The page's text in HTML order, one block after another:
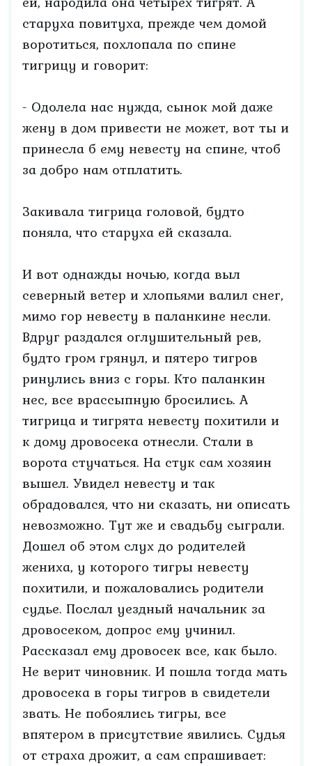
старуха повитуха, прежде чем домой
воротиться, похлопала по спине
тигрицу и говорит:
- Одолела нас нужда, сынок мой даже
жену в дом привести не может, вот ты и
принесла б ему невесту на спине, чтоб
за добро нам отплатить.
Закивала тигрица головой, будто
поняла, что старуха ей сказала.
И вот однажды ночью, когда выл
северный ветер и хлопьями валил снег,
мимо гор невесту в паланкине несли.
Вдруг раздался оглушительный рев,
будто гром грянул, и пятеро тигров
ринулись вниз с горы. Кто паланкин
нес, все врассыпную бросились. А
тигрица и тигрята невесту похитили и
к дому дровосека отнесли. Стали в
ворота стучаться. На стук сам хозяин
вышел. Увидел невесту и так
обрадовался, что ни сказать, ни описать
невозможно. Тут же и свадьбу сыграли.
Дошел об этом слух до родителей
жениха, у которого тигры невесту
похитили, и пожаловались родители
судье. Послал уездный начальник за
дровосеком, допрос ему учинил.
Рассказал ему дровосек все, как было.
Не верит чиновник. И пошла тогда мать
дровосека в горы тигров в свидетели
звать. Не побоялись тигры, все
впятером в присутствие явились. Судья
от страха дрожит, а сам спрашивает: